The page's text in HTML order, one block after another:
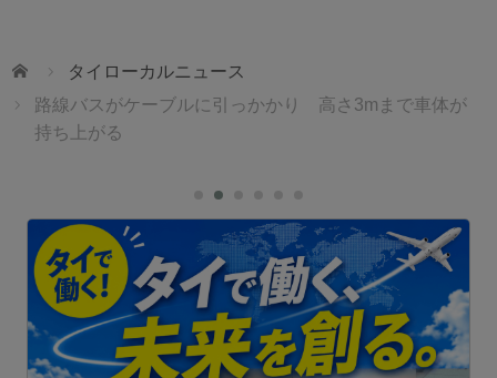
ホーム
タイローカルニュース
路線バスがケーブルに引っかかり 高さ3mまで車体が
持ち上がる